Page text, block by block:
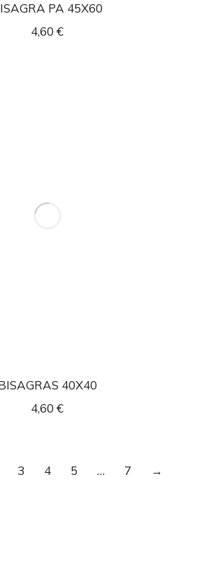
PA 45X60
4,60 €
40X40
4,60 €
3 4 5 … 7 →